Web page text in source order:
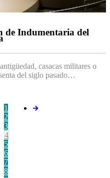
de Indumentaria del
casacas militares o
del siglo pasado…
1
2
3
4
5
6
7
8